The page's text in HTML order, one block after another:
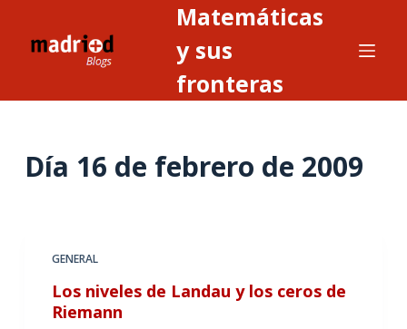
Matemáticas
y sus
fronteras
Día 16 de febrero de 2009
GENERAL
Los niveles de Landau y los ceros de
Riemann